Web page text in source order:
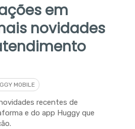
em
novidades
MOBILE
recentes de
e do app Huggy que